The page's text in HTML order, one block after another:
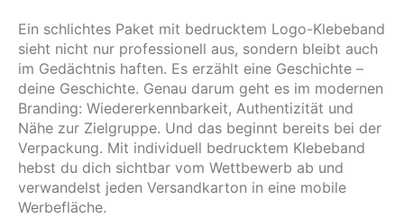
Ein schlichtes Paket mit bedrucktem Logo-Klebeband
sieht nicht nur professionell aus, sondern bleibt auch
im Gedächtnis haften. Es erzählt eine Geschichte –
deine Geschichte. Genau darum geht es im modernen
Branding: Wiedererkennbarkeit, Authentizität und
Nähe zur Zielgruppe. Und das beginnt bereits bei der
Verpackung. Mit individuell bedrucktem Klebeband
hebst du dich sichtbar vom Wettbewerb ab und
verwandelst jeden Versandkarton in eine mobile
Werbefläche.